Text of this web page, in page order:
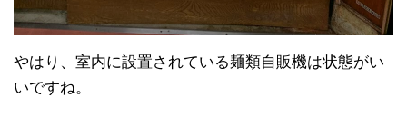
やはり、室内に設置されている麺類自販機は状態がい
いですね。